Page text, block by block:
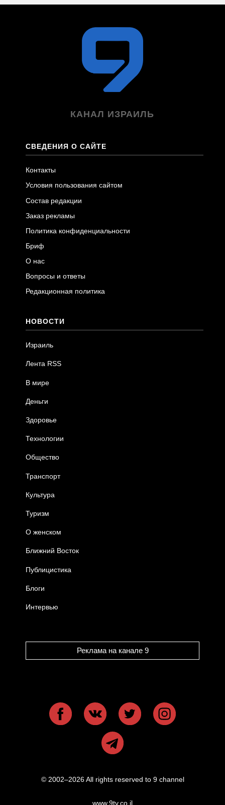
КАНАЛ ИЗРАИЛЬ
СВЕДЕНИЯ О САЙТЕ
Контакты
Условия пользования сайтом
Состав редакции
Заказ рекламы
Политика конфиденциальности
Бриф
О нас
Вопросы и ответы
Редакционная политика
НОВОСТИ
Израиль
Лента RSS
В мире
Деньги
Здоровье
Технологии
Общество
Транспорт
Культура
Туризм
О женском
Ближний Восток
Публицистика
Блоги
Интервью
Реклама на канале 9
© 2002–2026 All rights reserved to 9 channel
www.9tv.co.il